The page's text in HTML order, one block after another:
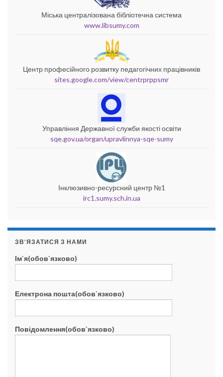
Міська централізована бібліотечна система
www.libsumy.com
Центр професійного розвитку педагогічних працівників
sites.google.com/view/centrprppsmr
Управління Державної служби якості освіти
sqe.gov.ua/organ/upravlinnya-sqe-sumy
Інклюзивно-ресурсний центр №1
irc1.sumy.sch.in.ua
ЗВ’ЯЗАТИСЯ З НАМИ
Ім`я(обов`язково)
Електрона пошта(обов`язково)
Повідомлення(обов`язково)